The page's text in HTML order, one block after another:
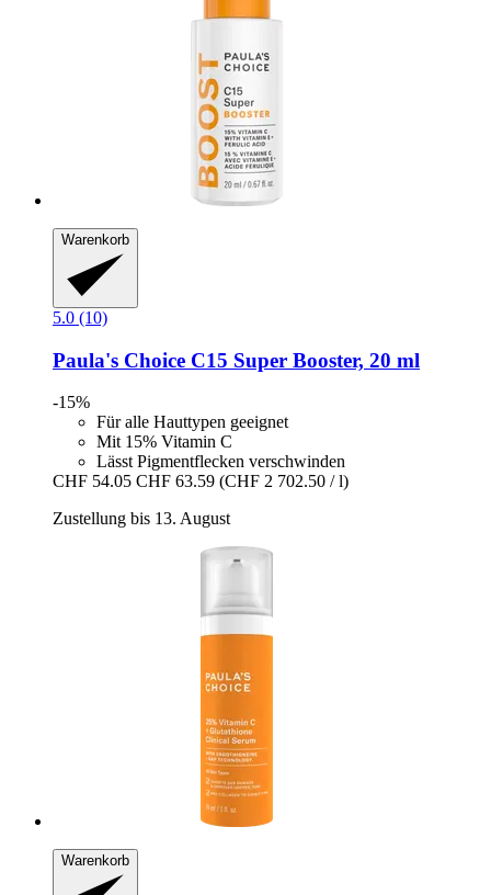
Warenkorb
5.0 (10)
Paula's Choice C15 Super Booster, 20 ml
-15%
Für alle Hauttypen geeignet
Mit 15% Vitamin C
Lässt Pigmentflecken verschwinden
CHF 54.05 CHF 63.59 (CHF 2 702.50 / l)
Zustellung bis 13. August
Warenkorb